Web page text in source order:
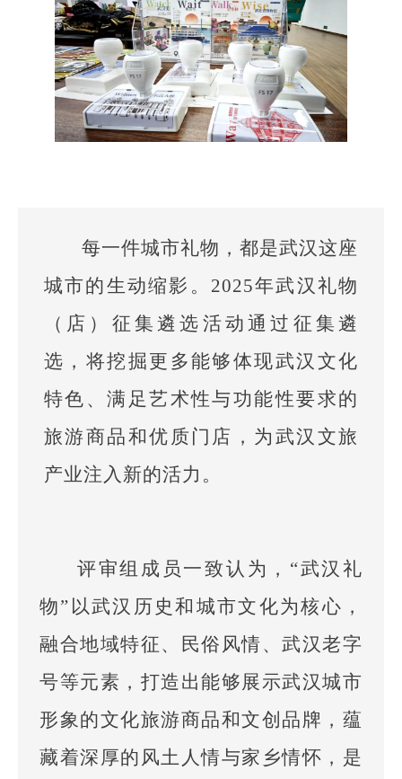
每一件城市礼物，都是武汉这座
城市的生动缩影。2025年武汉礼物
（店）征集遴选活动通过征集遴
选，将挖掘更多能够体现武汉文化
特色、满足艺术性与功能性要求的
旅游商品和优质门店，为武汉文旅
产业注入新的活力。
评审组成员一致认为，“武汉礼
物”以武汉历史和城市文化为核心，
融合地域特征、民俗风情、武汉老字
号等元素，打造出能够展示武汉城市
形象的文化旅游商品和文创品牌，蕴
藏着深厚的风土人情与家乡情怀，是